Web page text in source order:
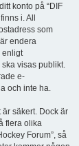
konto på “DIF
i. All
som
endera
enligt
visas publikt.
e-
och inte ha.
säkert. Dock är
flera olika
Forum”, så